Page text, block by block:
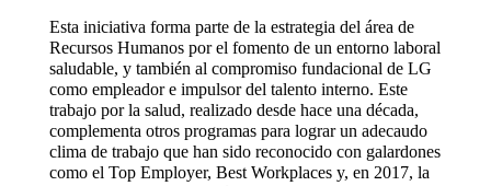
Esta iniciativa forma parte de la estrategia del área de
Recursos Humanos por el fomento de un entorno laboral
saludable, y también al compromiso fundacional de LG
como empleador e impulsor del talento interno. Este
trabajo por la salud, realizado desde hace una década,
complementa otros programas para lograr un adecaudo
clima de trabajo que han sido reconocido con galardones
como el Top Employer, Best Workplaces y, en 2017, la